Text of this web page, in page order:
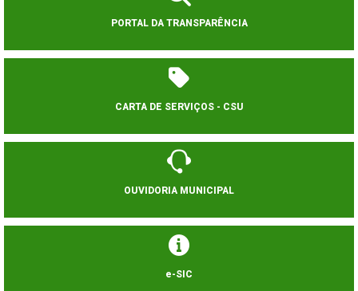
PORTAL DA TRANSPARÊNCIA
CARTA DE SERVIÇOS - CSU
OUVIDORIA MUNICIPAL
e-SIC